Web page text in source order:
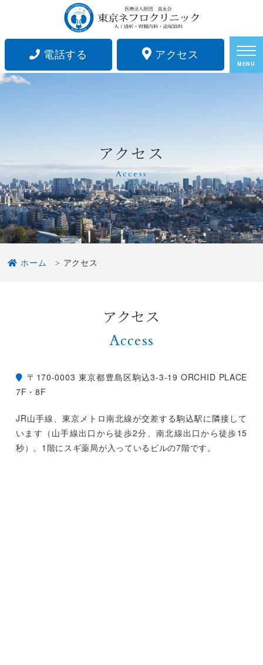
電話する アクセス
MENU
アクセス
Access
ホーム アクセス
アクセス
Access
〒170-0003 東京都豊島区駒込3-3-19 ORCHID PLACE
7F・8F
JR山手線、東京メトロ南北線が交差する駒込駅に隣接して
います（山手線出口から徒歩2分、南北線出口から徒歩15
秒）。1階にスギ薬局が入っているビルの7階です。